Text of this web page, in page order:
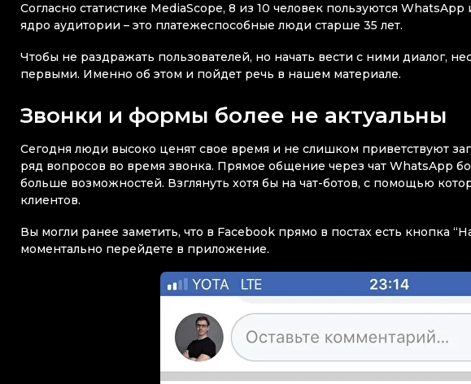
Согласно статистике MediaScope, 8 из 10 человек пользуются
ядро аудитории – это платежеспособные люди старше 35 лет.
Чтобы не раздражать пользователей, но начать вести с ними диалог,
первыми. Именно об этом и пойдет речь в нашем материале.
Звонки и формы более не актуальны
Сегодня люди высоко ценят свое время и не слишком приветствуют
ряд вопросов во время звонка. Прямое общение через чат WhatsApp
больше возможностей. Взглянуть хотя бы на чат-ботов, с помощью
клиентов.
Вы могли ранее заметить, что в Facebook прямо в постах есть кнопка
моментально перейдете в приложение.